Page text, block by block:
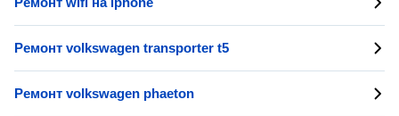
Ремонт volkswagen transporter t5
Ремонт volkswagen phaeton